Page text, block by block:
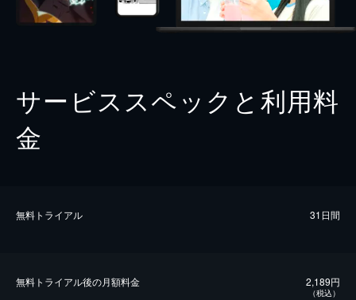
サービススペックと利用料
金
無料トライアル 31日間
無料トライアル後の⽉額料金 2,189円
（税込）